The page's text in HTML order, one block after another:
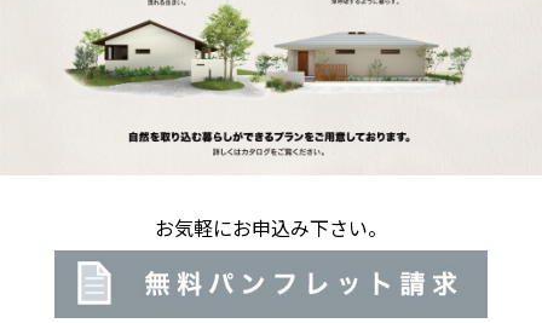
お気軽にお申込み下さい。